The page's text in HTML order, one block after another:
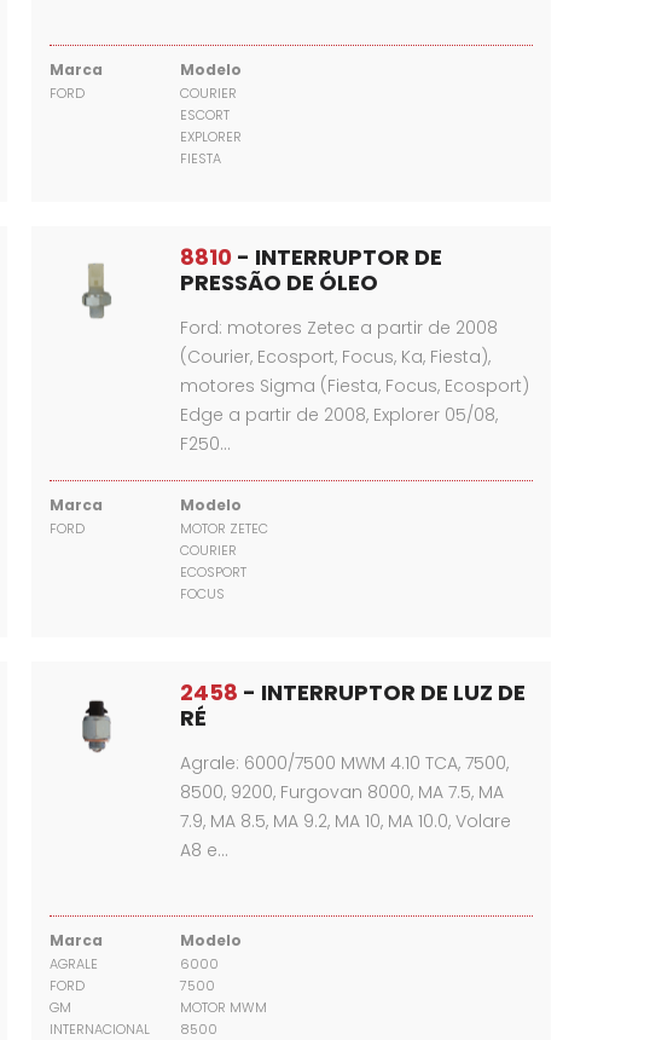
Marca
FORD
Modelo
COURIER
ESCORT
EXPLORER
FIESTA
8810 - INTERRUPTOR DE
PRESSÃO DE ÓLEO
Ford: motores Zetec a partir de 2008
(Courier, Ecosport, Focus, Ka, Fiesta),
motores Sigma (Fiesta, Focus, Ecosport)
Edge a partir de 2008, Explorer 05/08,
F250…
Marca
FORD
Modelo
MOTOR ZETEC
COURIER
ECOSPORT
FOCUS
2458 - INTERRUPTOR DE LUZ DE
RÉ
Agrale: 6000/7500 MWM 4.10 TCA, 7500,
8500, 9200, Furgovan 8000, MA 7.5, MA
7.9, MA 8.5, MA 9.2, MA 10, MA 10.0, Volare
A8 e…
Marca
AGRALE
FORD
GM
INTERNACIONAL
Modelo
6000
7500
MOTOR MWM
8500